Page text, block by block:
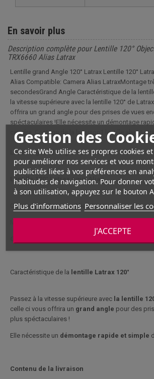
Gestion des
Ce site Web utilise ses propres cookies
pour améliorer nos services et vous
publicités liées à vos préférences en
habitudes de navigation. Pour donner
à son utilisation, appuyez sur le bouton
Plus d'informations Personnaliser les
J'ACCEPTE
En savoir plus
Description complète pour Lentille 120°
TRX6660 Alias Latrax
Lentille grand Angle 120° Latrax Lentille 120°
Alias Compatible: Camera Alias LatraxMontage
secondesGrand Angle Caractéristique de la
la vitesse supérieure avec la lentille 120° de
offrira un grand angle pour des prises de vues
spéctaculaires !Elle nécessite un démontage
caméra. Contenu de la livraison1 lentille alias
Lentille grand Angle 120° Latrax
Lentille 120° Latrax pour Alias
Compatible:Camera Alias Latrax
Caractéristique de la lentille Latrax 120°
Passez à la vitesse supérieure avec la lentille
celle ci vous offrira un grand angle pour des
plus spéctaculaires !
Elle nécessite un démontage rapide et simple
Contenu de la livraison